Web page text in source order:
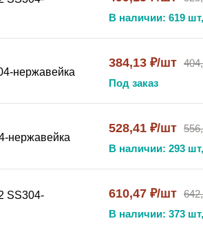
насосного и промышленного
условиях?
оборудования, вибрирующих
элементы и повышенная
В наличии: 619
нержавейка
384,13 ₽/шт
Под заказ
нержавейка
528,41 ₽/шт
В наличии: 293
SS304-
610,47 ₽/шт
В наличии: 373